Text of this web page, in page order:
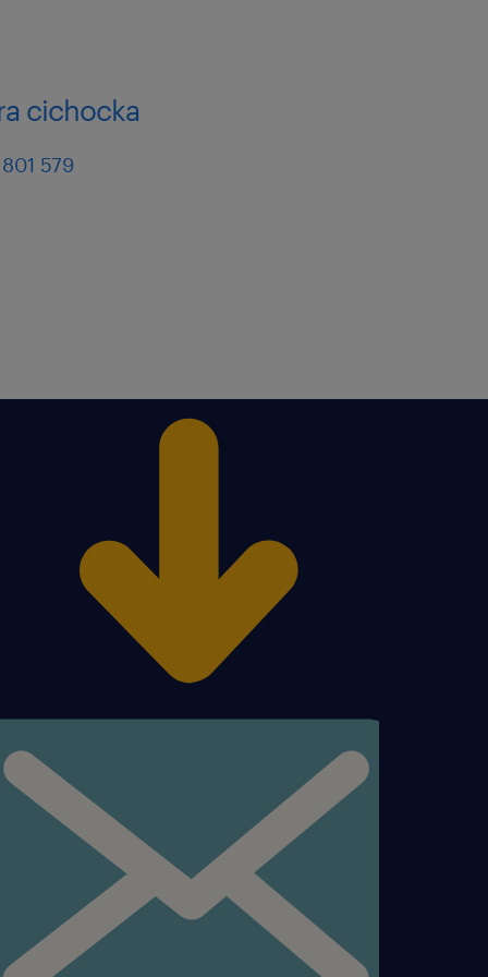
cichocka
579